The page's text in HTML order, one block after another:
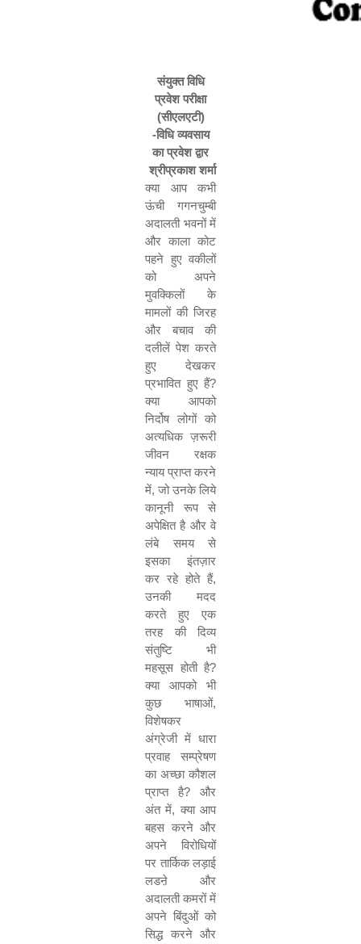
संयुक्त विधि
प्रवेश परीक्षा
(सीएलएटी)
-विधि व्यवसाय
का प्रवेश द्वार
श्रीप्रकाश शर्मा
क्या आप कभी
ऊंची गगनचुम्बी
अदालती भवनों में
और काला कोट
पहने हुए वकीलों
को अपने
मुवक्किलों के
मामलों की जिरह
और बचाव की
दलीलें पेश करते
हुए देखकर
प्रभावित हुए हैं?
क्या आपको
निर्दोष लोगों को
अत्यधिक ज़रूरी
जीवन रक्षक
न्याय प्राप्त करने
में, जो उनके लिये
कानूनी रूप से
अपेक्षित है और वे
लंबे समय से
इसका इंतज़ार
कर रहे होते हैं,
उनकी मदद
करते हुए एक
तरह की दिव्य
संतुष्टि भी
महसूस होती है?
क्या आपको भी
कुछ भाषाओं,
विशेषकर
अंग्रेजी में धारा
प्रवाह सम्प्रेषण
का अच्छा कौशल
प्राप्त है? और
अंत में, क्या आप
बहस करने और
अपने विरोधियों
पर तार्किक लड़ाई
लडऩे और
अदालती कमरों में
अपने बिंदुओं को
सिद्ध करने और